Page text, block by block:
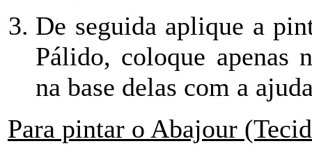
De seguida aplique a
Pálido, coloque apenas
na base delas com a
Para pintar o Abajour